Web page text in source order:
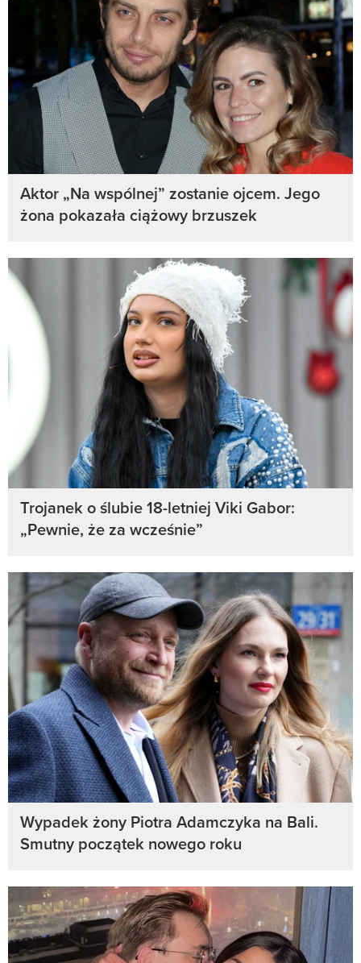
Aktor „Na wspólnej” zostanie ojcem. Jego
żona pokazała ciążowy brzuszek
Trojanek o ślubie 18-letniej Viki Gabor:
„Pewnie, że za wcześnie”
Wypadek żony Piotra Adamczyka na Bali.
Smutny początek nowego roku